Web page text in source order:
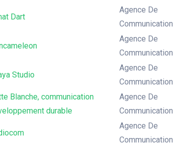
Dart
Agence De
Communication
Agence De
Communication
Studio
Agence De
Communication
Blanche, communication
durable
Agence De
Communication
Agence De
Communication